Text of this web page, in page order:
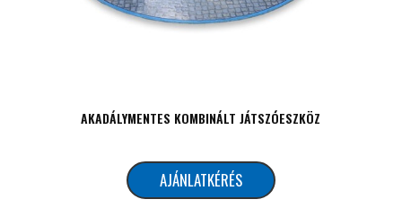
AKADÁLYMENTES KOMBINÁLT JÁTSZÓESZKÖZ
AJÁNLATKÉRÉS